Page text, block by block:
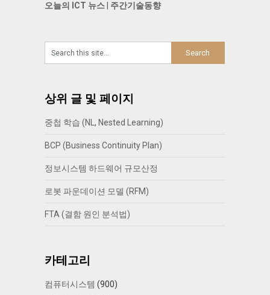
오늘의 ICT 뉴스| 주간기술동향
상위 글 및 페이지
중첩 학습 (NL, Nested Learning)
BCP (Business Continuity Plan)
정보시스템 하드웨어 규모산정
로봇 파운데이션 모델 (RFM)
FTA (결함 원인 분석법)
카테고리
컴퓨터시스템 (900)